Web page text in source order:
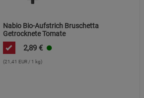
Nabio Bio-Aufstrich Bruschetta
Getrocknete Tomate
2,89 €
(21,41 EUR / 1 kg)